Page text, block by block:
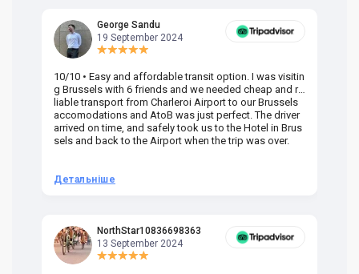
George Sandu
19 September 2024
10/10 • Easy and affordable transit option. I was visitin
g Brussels with 6 friends and we needed cheap and re
liable transport from Charleroi Airport to our Brussels
accomodations and AtoB was just perfect. The driver
arrived on time, and safely took us to the Hotel in Brus
sels and back to the Airport when the trip was over.
Детальніше
NorthStar10836698363
13 September 2024